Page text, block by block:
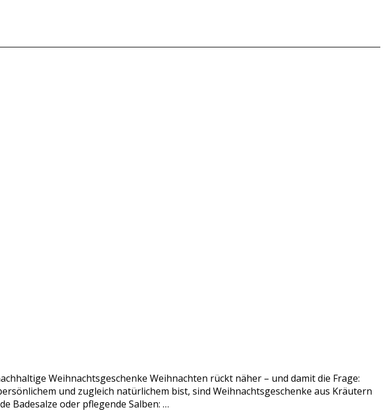
Weihnachtsgeschenke Weihnachten rückt näher – und damit die Frage:
und zugleich natürlichem bist, sind Weihnachtsgeschenke aus Kräutern
Badesalze oder pflegende Salben: …